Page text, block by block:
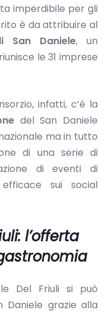
imperdibile per gli
è da attribuire al
San Daniele, un
le 31 imprese
infatti, c’è la
del San Daniele
ma in tutto
di una serie di
di eventi di
sui social
l’offerta
Del Friuli si può
Daniele grazie alla